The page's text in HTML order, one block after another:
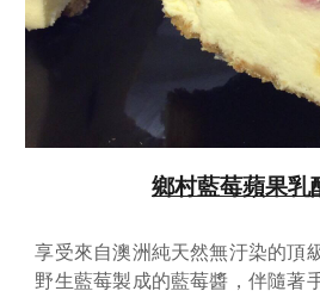
鄉村藍莓蘋果乳
享受來自澳洲純天然無汙染的頂
野生藍莓製成的藍莓醬，伴隨著